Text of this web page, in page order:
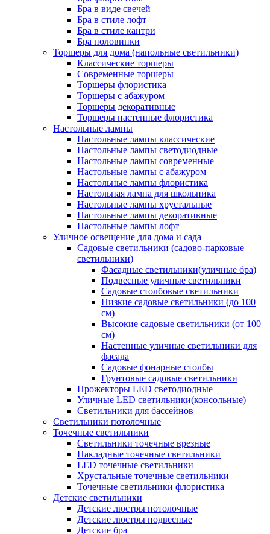
Бра в виде свечей
Бра в стиле лофт
Бра в стиле кантри
Бра половинки
Торшеры для дома (напольные светильники)
Классические торшеры
Современные торшеры
Торшеры флористика
Торшеры с абажуром
Торшеры декоративные
Торшеры настенные флористика
Настольные лампы
Настольные лампы классические
Настольные лампы светодиодные
Настольные лампы современные
Настольные лампы с абажуром
Настольные лампы флористика
Настольная лампа для школьника
Настольные лампы хрустальные
Настольные лампы декоративные
Настольные лампы лофт
Уличное освещение для дома и сада
Садовые светильники (садово-парковые
светильники)
Фасадные светильники(уличные бра)
Подвесные уличные светильники
Садовые столбовые светильники
Низкие садовые светильники (до 100
см)
Высокие садовые светильники (от 100
см)
Настенные уличные светильники для
фасада
Садовые фонарные столбы
Грунтовые садовые светильники
Прожекторы LED светодиодные
Уличные LED светильники(консольные)
Светильники для бассейнов
Светильники потолочные
Точечные светильники
Светильники точечные врезные
Накладные точечные светильники
LED точечные светильники
Хрустальные точечные светильники
Точечные светильники флористика
Детские светильники
Детские люстры потолочные
Детские люстры подвесные
Детские бра